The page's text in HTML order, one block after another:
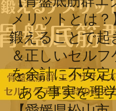
メリットとは？
鍛えることで
＆正しいセル
を余計に不安定
ある事実を理